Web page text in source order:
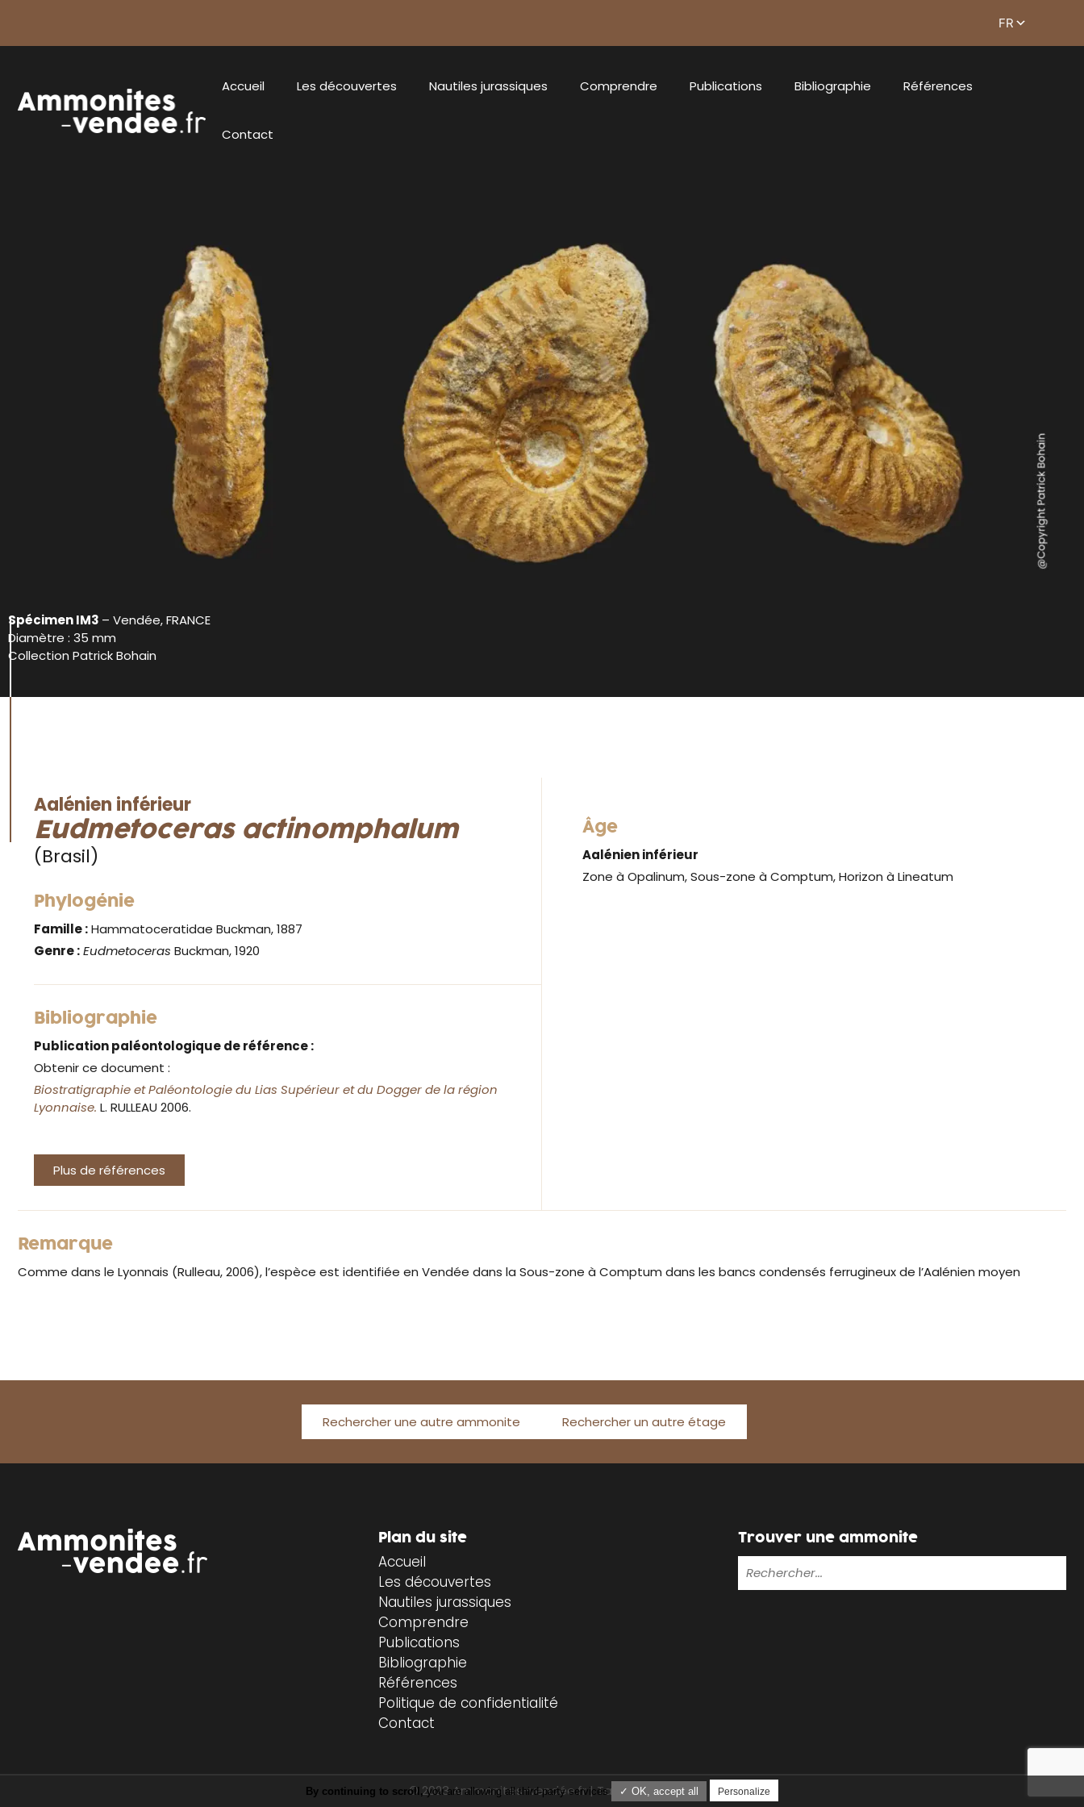
Accueil Les découvertes Nautiles jurassiques Comprendre Publications Bibliographie Références
Contact
Spécimen IM3 – Vendée, FRANCE
Diamètre : 35 mm
Collection Patrick Bohain
Aalénien inférieur
Eudmetoceras actinomphalum
(Brasil)
Phylogénie
Famille :Hammatoceratidae Buckman, 1887
Genre :Eudmetoceras Buckman, 1920
Bibliographie
Publication paléontologique de référence :
Obtenir ce document :
Biostratigraphie et Paléontologie du Lias Supérieur et du Dogger de la région
Lyonnaise. L. RULLEAU 2006.
Plus de références
Âge
Aalénien inférieur
Zone à Opalinum, Sous-zone à Comptum, Horizon à Lineatum
Remarque
Comme dans le Lyonnais (Rulleau, 2006), l’espèce est identifiée en Vendée dans la Sous-zone à Comptum dans les bancs condensés ferrugineux de l’Aalénien moyen
Rechercher une autre ammonite Rechercher un autre étage
Plan du site
Accueil
Les découvertes
Nautiles jurassiques
Comprendre
Publications
Bibliographie
Références
Politique de confidentialité
Contact
Trouver une ammonite
© 2023 Ammonites-vendée.fr |Tabularasa.fr
By continuing to scroll,you are allowing all third-party services ✓ OK, accept all Personalize